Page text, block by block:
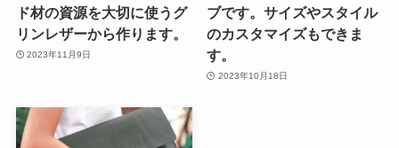
ド材の資源を大切に使うグ
リンレザーから作ります。
2023年11月9日
ブです。サイズやスタイル
のカスタマイズもできま
す。
2023年10月18日